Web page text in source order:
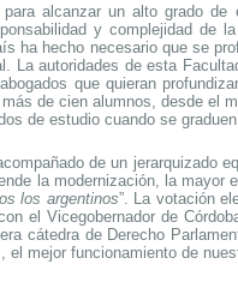
alcanzar un alto grado
y complejidad de
ha hecho necesario que se
La autoridades de esta
que quieran
de cien alumnos, desde el
de estudio cuando se graduen.
de un jerarquizado
la modernización, la mayor
los argentinos”. La votación
el Vicegobernador de
cátedra de Derecho
mejor funcionamiento de